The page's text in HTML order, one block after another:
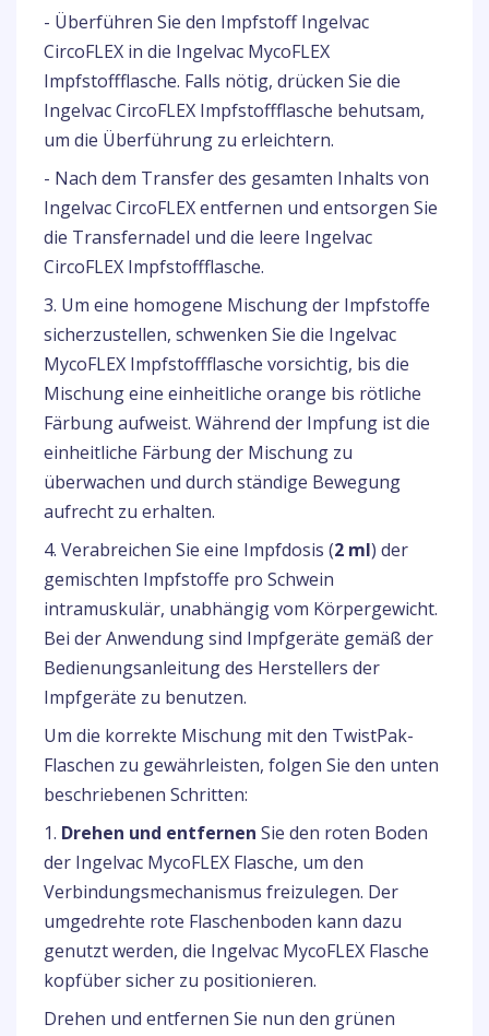
- Überführen Sie den Impfstoff Ingelvac
CircoFLEX in die Ingelvac MycoFLEX
Impfstoffflasche. Falls nötig, drücken Sie die
Ingelvac CircoFLEX Impfstoffflasche behutsam,
um die Überführung zu erleichtern.
- Nach dem Transfer des gesamten Inhalts von
Ingelvac CircoFLEX entfernen und entsorgen Sie
die Transfernadel und die leere Ingelvac
CircoFLEX Impfstoffflasche.
3. Um eine homogene Mischung der Impfstoffe
sicherzustellen, schwenken Sie die Ingelvac
MycoFLEX Impfstoffflasche vorsichtig, bis die
Mischung eine einheitliche orange bis rötliche
Färbung aufweist. Während der Impfung ist die
einheitliche Färbung der Mischung zu
überwachen und durch ständige Bewegung
aufrecht zu erhalten.
4. Verabreichen Sie eine Impfdosis (2 ml) der
gemischten Impfstoffe pro Schwein
intramuskulär, unabhängig vom Körpergewicht.
Bei der Anwendung sind Impfgeräte gemäß der
Bedienungsanleitung des Herstellers der
Impfgeräte zu benutzen.
Um die korrekte Mischung mit den TwistPak-
Flaschen zu gewährleisten, folgen Sie den unten
beschriebenen Schritten:
1. Drehen und entfernen Sie den roten Boden
der Ingelvac MycoFLEX Flasche, um den
Verbindungsmechanismus freizulegen. Der
umgedrehte rote Flaschenboden kann dazu
genutzt werden, die Ingelvac MycoFLEX Flasche
kopfüber sicher zu positionieren.
Drehen und entfernen Sie nun den grünen